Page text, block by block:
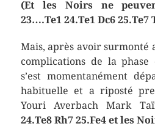
(Et les Noirs ne
23….Te1 24.Te1 Dc6 25.Te7
Mais, après avoir surmonté
complications de la phase
s’est momentanément
habituelle et a riposté
Youri Averbach Mark
24.Te8 Rh7 25.Fe4 et les